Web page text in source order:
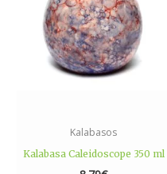
Kalabasos
Kalabasa Caleidoscope 350 ml